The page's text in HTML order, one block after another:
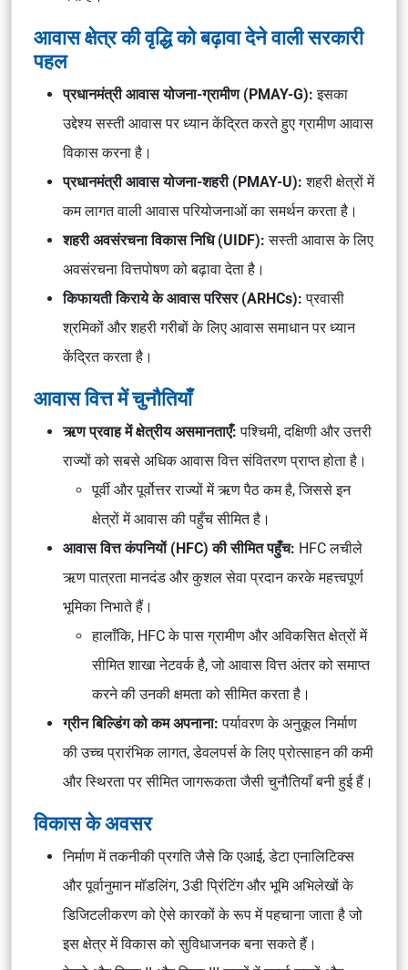
आवास क्षेत्र की वृद्धि को बढ़ावा देने वाली सरकारी
पहल
प्रधानमंत्री आवास योजना-ग्रामीण (PMAY-G):इसका
उद्देश्य सस्ती आवास पर ध्यान केंद्रित करते हुए ग्रामीण आवास
विकास करना है।
प्रधानमंत्री आवास योजना-शहरी (PMAY-U):शहरी क्षेत्रों में
कम लागत वाली आवास परियोजनाओं का समर्थन करता है।
शहरी अवसंरचना विकास निधि (UIDF):सस्ती आवास के लिए
अवसंरचना वित्तपोषण को बढ़ावा देता है।
किफायती किराये के आवास परिसर (ARHCs):प्रवासी
श्रमिकों और शहरी गरीबों के लिए आवास समाधान पर ध्यान
केंद्रित करता है।
आवास वित्त में चुनौतियाँ
ऋण प्रवाह में क्षेत्रीय असमानताएँ:पश्चिमी, दक्षिणी और उत्तरी
राज्यों को सबसे अधिक आवास वित्त संवितरण प्राप्त होता है।
पूर्वी और पूर्वोत्तर राज्यों में ऋण पैठ कम है, जिससे इन
क्षेत्रों में आवास की पहुँच सीमित है।
आवास वित्त कंपनियों (HFC) की सीमित पहुँच: HFC लचीले
ऋण पात्रता मानदंड और कुशल सेवा प्रदान करके महत्त्वपूर्ण
भूमिका निभाते हैं।
हालाँकि, HFC के पास ग्रामीण और अविकसित क्षेत्रों में
सीमित शाखा नेटवर्क है, जो आवास वित्त अंतर को समाप्त
करने की उनकी क्षमता को सीमित करता है।
ग्रीन बिल्डिंग को कम अपनाना:पर्यावरण के अनुकूल निर्माण
की उच्च प्रारंभिक लागत, डेवलपर्स के लिए प्रोत्साहन की कमी
और स्थिरता पर सीमित जागरूकता जैसी चुनौतियाँ बनी हुई हैं।
विकास के अवसर
निर्माण में तकनीकी प्रगति जैसे कि एआई, डेटा एनालिटिक्स
और पूर्वानुमान मॉडलिंग, 3डी प्रिंटिंग और भूमि अभिलेखों के
डिजिटलीकरण को ऐसे कारकों के रूप में पहचाना जाता है जो
इस क्षेत्र में विकास को सुविधाजनक बना सकते हैं।